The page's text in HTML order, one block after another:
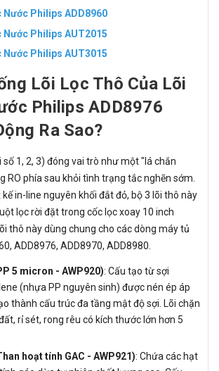
Nước Philips ADD8960
Nước Philips AUT2015
Nước Philips AUT3015
Lõi Lọc Thô Của Lõi
Philips ADD8976
Ra Sao?
số 1, 2, 3) đóng vai trò như một "lá chắn
RO phía sau khỏi tình trạng tắc nghẽn sớm.
kế in-line nguyên khối đắt đỏ, bộ 3 lõi thô này
lọc rời đặt trong cốc lọc xoay 10 inch
thô này dùng chung cho các dòng máy tủ
ADD8976, ADD8970, ADD8980.
5 micron - AWP920): Cấu tạo từ sợi
(nhựa PP nguyên sinh) được nén ép áp
thành cấu trúc đa tầng mật độ sợi. Lõi chặn
rỉ sét, rong rêu có kích thước lớn hơn 5
hoạt tính GAC - AWP921): Chứa các hạt